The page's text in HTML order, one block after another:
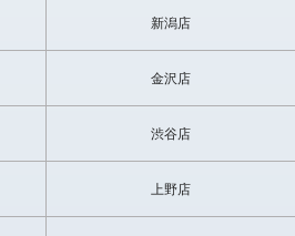
新潟店
金沢店
渋谷店
上野店